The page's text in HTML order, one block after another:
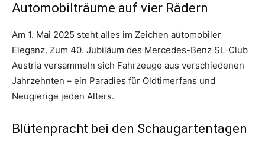
Automobilträume auf vier Rädern
Am 1. Mai 2025 steht alles im Zeichen automobiler
Eleganz. Zum 40. Jubiläum des Mercedes-Benz SL-Club
Austria versammeln sich Fahrzeuge aus verschiedenen
Jahrzehnten – ein Paradies für Oldtimerfans und
Neugierige jeden Alters.
Blütenpracht bei den Schaugartentagen